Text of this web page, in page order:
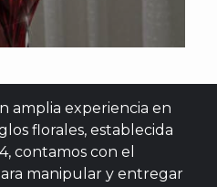
amplia experiencia en
florales, establecida
contamos con el
manipular y entregar